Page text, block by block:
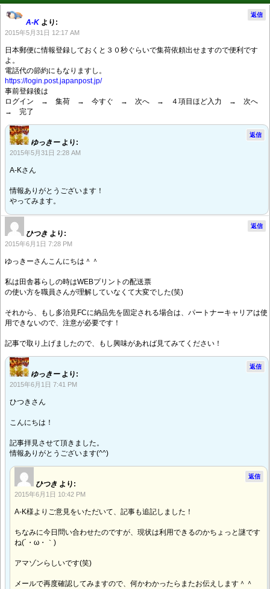
A-K より:
2015年5月31日 12:17 AM
日本郵便に情報登録しておくと３０秒ぐらいで集荷依頼出せますので便利です
よ。
電話代の節約にもなりますし。
https://login.post.japanpost.jp/
事前登録後は
ログイン → 集荷 → 今すぐ → 次へ → ４項目ほど入力 → 次へ
→ 完了
返信
ゆっきー より:
2015年5月31日 2:28 AM
A-Kさん
情報ありがとうございます！
やってみます。
返信
ひつき より:
2015年6月1日 7:28 PM
ゆっきーさんこんにちは＾＾
私は田舎暮らしの時はWEBプリントの配送票
の使い方を職員さんが理解していなくて大変でした(笑)
それから、もし多治見FCに納品先を固定される場合は、パートナーキャリアは使
用できないので、注意が必要です！
記事で取り上げましたので、もし興味があれば見てみてください！
返信
ゆっきー より:
2015年6月1日 7:41 PM
ひつきさん
こんにちは！
記事拝見させて頂きました。
情報ありがとうございます(^^)
返信
ひつき より:
2015年6月1日 10:42 PM
A-K様よりご意見をいただいて、記事も追記しました！
ちなみに今日問い合わせたのですが、現状は利用できるのかちょっと謎です
ね(´・ω・｀)
アマゾンらしいです(笑)
メールで再度確認してみますので、何かわかったらまたお伝えします＾＾
返信